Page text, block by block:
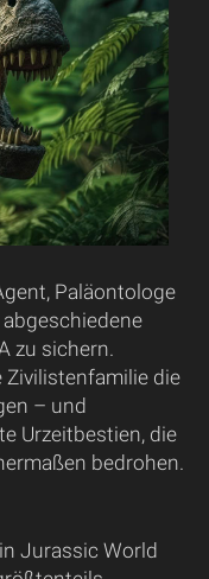
Paläontologe
zu sichern.
die
– und
Urzeitbestien, die
bedrohen.
Jurassic World